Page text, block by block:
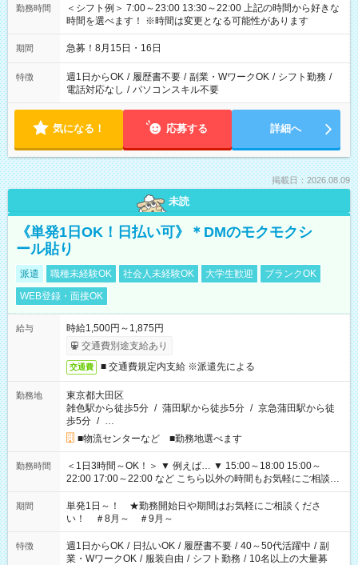
勤務時間
＜シフト例＞ 7:00～23:00 13:30～22:00 上記の時間から好きな
時間を選べます！ ※時間は変更となる可能性があります
期間 急募！8月15日・16日
特徴 週1日からOK / 履歴書不要 / 副業・WワークOK / シフト勤務 /
電話対応なし / パソコンスキル不要
気になる！ 応募する 詳細へ
掲載日：2026.08.09
未読
《単発1日OK！日払い可》＊DMのモクモクシ
ール貼り
派遣 職種未経験OK 社会人未経験OK 大学生歓迎
ブランクOK
WEB登録・面接OK
給与
時給1,500円～1,875円
交通費別途支給あり
交通費 ■ 交通費規定内支給 ※派遣先による
勤務地
東京都大田区
雑色駅から徒歩5分 / 蒲田駅から徒歩5分 / 京急蒲田駅から徒
歩5分 / …
■物流センターなど ■勤務地選べます
勤務時間
＜1日3時間～OK！＞ ▼ 例えば… ▼ 15:00～18:00 15:00～
22:00 17:00～22:00 など こちら以外の時間もお気軽にご相談く
ださい！
期間
単発1日～！ ★勤務開始日や期間はお気軽にご相談くださ
い！ ＃8月～ ＃9月～
特徴 週1日からOK / 日払いOK / 履歴書不要 / 40～50代活躍中 / 副
業・WワークOK / 服装自由 / シフト勤務 / 10名以上の大量募